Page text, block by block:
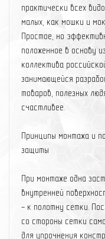
практически всех
малых, как мошки и
Простое, но
положенное в основу
коллектива
занимающейся
товаров, полезных
счастливее.
Принципы монтажа и
защиты
При монтаже одна
внутренней
- к полотну сетки.
со стороны сетки
для упрочнения